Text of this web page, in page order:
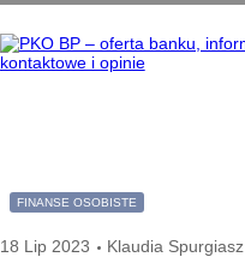
FINANSE OSOBISTE
18 Lip 2023 Klaudia Spurgiasz